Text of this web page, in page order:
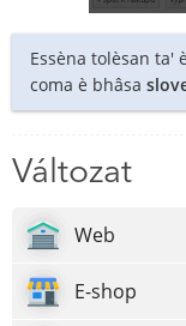
Essèna tolèsan ta'
coma è bhâsa
Változat
Web
E-shop